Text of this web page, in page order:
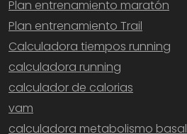
Plan entrenamiento maratón
Plan entrenamiento Trail
Calculadora tiempos running
calculadora running
calculador de calorias
vam
calculadora metabolismo basal